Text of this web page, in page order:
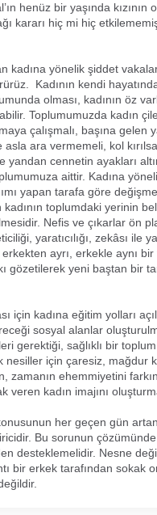
henüz bir yaşında kızının
kararı hiç mi hiç
yönelik şiddet
Kadının kendi
olması, kadının öz
Toplumumuzda kadın
çalışmalı, başına
ara vermemeli, kol
yandan cennetin ayakları
aittir. Kadına
yapan tarafa göre
kadının toplumdaki yerinin
Nefis ve çıkarlar ön
yaratıcılığı, zekâsı
ayrı, erkekle aynı
gözetilerek yeni baştan bir
kadına eğitim yolları
sosyal alanlar
gerektiği, sağlıklı bir
nesiller için çaresiz, mağdur
zamanın ehemmiyetini
veren kadın imajını
her geçen gün artan
Bu sorunun
desteklemelidir. Nesne
bir erkek tarafından sokak